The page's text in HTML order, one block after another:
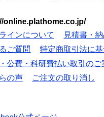
online.plathome.co.jp/
インについて
見積書・
ご質問
特定商取引法に
公費・科研費払い取引のご
の声 ご注文の取り消し